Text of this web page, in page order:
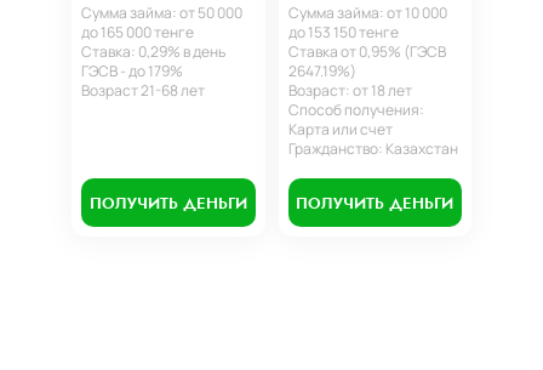
Сумма займа: от 50 000
до 165 000 тенге
Ставка: 0,29% в день
ГЭСВ - до 179%
Возраст 21-68 лет
ПОЛУЧИТЬ ДЕНЬГИ
Сумма займа: от 10 000
до 153 150 тенге
Ставка от 0,95% (ГЭСВ
2647.19%)
Возраст: от 18 лет
Способ получения:
Карта или счет
Гражданство: Казахстан
ПОЛУЧИТЬ ДЕНЬГИ